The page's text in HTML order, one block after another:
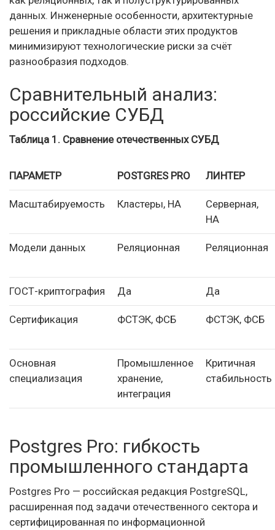
данных. Инженерные особенности, архитектурные
решения и прикладные области этих продуктов
минимизируют технологические риски за счёт
разнообразия подходов.
Сравнительный анализ:
российские СУБД
Таблица 1. Сравнение отечественных СУБД
ПАРАМЕТР POSTGRES PRO ЛИНТЕР
Масштабируемость Кластеры, HA
Серверная,
HA
Модели данных Реляционная Реляционная
ГОСТ-криптография Да Да
Сертификация ФСТЭК, ФСБ ФСТЭК, ФСБ
Основная
специализация
Промышленное
хранение,
интеграция
Критичная
стабильность
Postgres Pro: гибкость
промышленного стандарта
Postgres Pro — российская редакция PostgreSQL,
расширенная под задачи отечественного сектора и
сертифицированная по информационной